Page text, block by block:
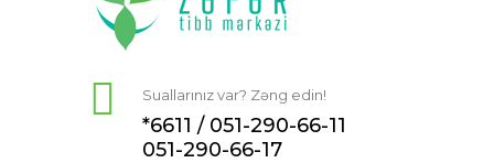
Suallarınız var? Zəng edin!
*6611 / 051-290-66-11
051-290-66-17